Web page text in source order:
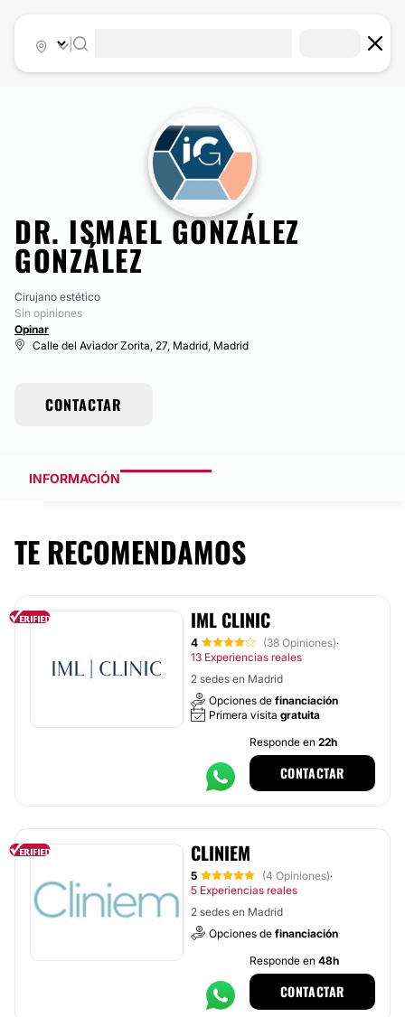
DR. ISMAEL GONZÁLEZ
GONZÁLEZ
Cirujano estético
Sin opiniones
Opinar
Calle del Aviador Zorita, 27, Madrid, Madrid
CONTACTAR
INFORMACIÓN
TE RECOMENDAMOS
IML CLINIC
4 (38 Opiniones)·
13 Experiencias reales
2 sedes en Madrid
Opciones de financiación
Primera visita gratuita
Responde en 22h
CONTACTAR
CLINIEM
5 (4 Opiniones)·
5 Experiencias reales
2 sedes en Madrid
Opciones de financiación
Responde en 48h
CONTACTAR